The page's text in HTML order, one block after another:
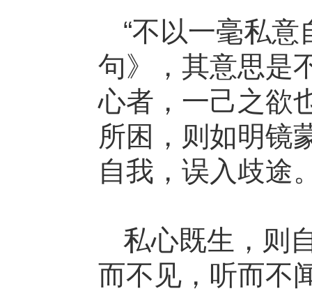
“不以一毫私
句》，其意思是
心者，一己之欲
所困，则如明镜
自我，误入歧途
私心既生，则
而不见，听而不